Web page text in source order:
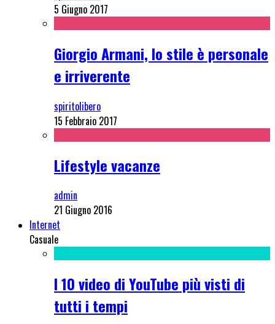
5 Giugno 2017
Giorgio Armani, lo stile è personale
e irriverente
spiritolibero
15 Febbraio 2017
Lifestyle vacanze
admin
21 Giugno 2016
Internet
Casuale
I 10 video di YouTube più visti di
tutti i tempi